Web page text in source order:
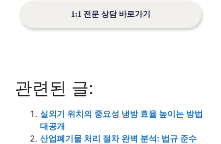
1:1 전문 상담 바로가기
관련된 글:
실외기 위치의 중요성 냉방 효율 높이는 방법
대공개
산업폐기물 처리 절차 완벽 분석: 법규 준수